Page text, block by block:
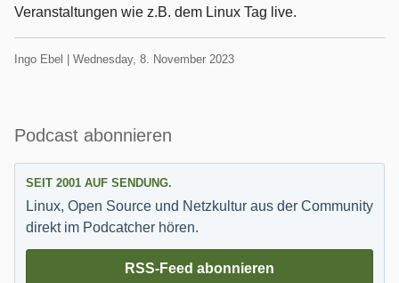
Veranstaltungen wie z.B. dem Linux Tag live.
Geschrieben
Ingo Ebel | am
Wednesday, 8. November 2023
Seitenleiste
Podcast abonnieren
SEIT 2001 AUF SENDUNG.
Linux, Open Source und Netzkultur aus der Community
direkt im Podcatcher hören.
RSS-Feed abonnieren